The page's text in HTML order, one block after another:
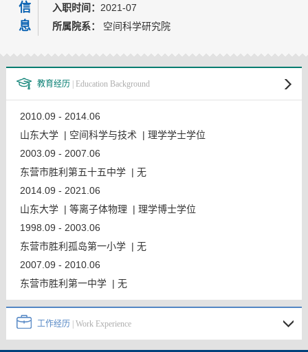
我的相册
信
息
入职时间： 2021-07
所属院系：
空间科学研究院
教育经历 | Education Background
2010.09 - 2014.06
山东大学 | 空间科学与技术 | 理学学士学位
2003.09 - 2007.06
东营市胜利第五十五中学 | 无
2014.09 - 2021.06
山东大学 | 等离子体物理 | 理学博士学位
1998.09 - 2003.06
东营市胜利孤岛第一小学 | 无
2007.09 - 2010.06
东营市胜利第一中学 | 无
工作经历 | Work Experience